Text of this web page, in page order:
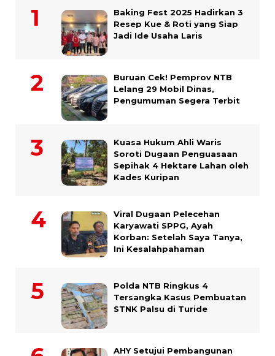
Baking Fest 2025 Hadirkan 3
Resep Kue & Roti yang Siap
Jadi Ide Usaha Laris
Buruan Cek! Pemprov NTB
Lelang 29 Mobil Dinas,
Pengumuman Segera Terbit
Kuasa Hukum Ahli Waris
Soroti Dugaan Penguasaan
Sepihak 4 Hektare Lahan oleh
Kades Kuripan
Viral Dugaan Pelecehan
Karyawati SPPG, Ayah
Korban: Setelah Saya Tanya,
Ini Kesalahpahaman
Polda NTB Ringkus 4
Tersangka Kasus Pembuatan
STNK Palsu di Turide
AHY Setujui Pembangunan